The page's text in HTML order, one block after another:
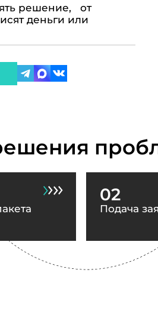
решение, от
деньги или
02
Подача